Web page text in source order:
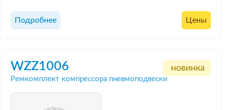
Подробнее Цены
WZZ1006
Ремкомплект компрессора пневмоподвески
новинка